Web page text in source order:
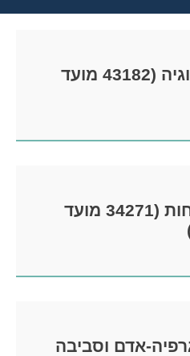
פתרון בגרות בביולוגיה (43182 מועד
פתרון בגרות באזרחות (34271 מועד
אדם וסביבה